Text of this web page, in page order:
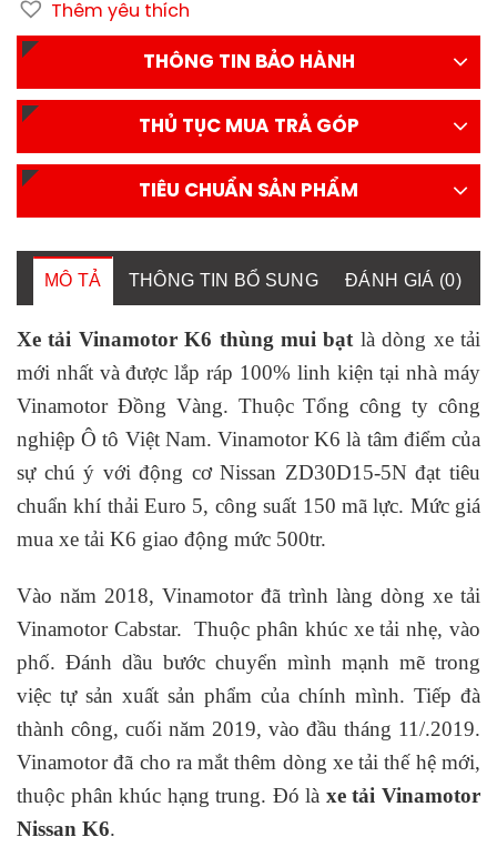
Thêm yêu thích
THÔNG TIN BẢO HÀNH
THỦ TỤC MUA TRẢ GÓP
TIÊU CHUẨN SẢN PHẨM
MÔ TẢ THÔNG TIN BỔ SUNG ĐÁNH GIÁ (0)
Xe tải Vinamotor K6 thùng mui bạtlà dòng xe tải
mới nhất và được lắp ráp 100% linh kiện tại nhà máy
Vinamotor Đồng Vàng. Thuộc Tổng công ty công
nghiệp Ô tô Việt Nam. Vinamotor K6 là tâm điểm của
sự chú ý với động cơ Nissan ZD30D15-5N đạt tiêu
chuẩn khí thải Euro 5, công suất 150 mã lực. Mức giá
mua xe tải K6 giao động mức 500tr.
Vào năm 2018, Vinamotor đã trình làng dòng xe tải
Vinamotor Cabstar. Thuộc phân khúc xe tải nhẹ, vào
phố. Đánh dầu bước chuyển mình mạnh mẽ trong
việc tự sản xuất sản phẩm của chính mình. Tiếp đà
thành công, cuối năm 2019, vào đầu tháng 11/.2019.
Vinamotor đã cho ra mắt thêm dòng xe tải thế hệ mới,
thuộc phân khúc hạng trung. Đó là xe tải Vinamotor
Nissan K6.